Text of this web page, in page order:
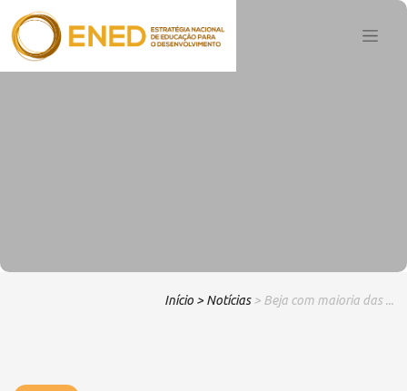
Início > Notícias > Beja com maioria das ...